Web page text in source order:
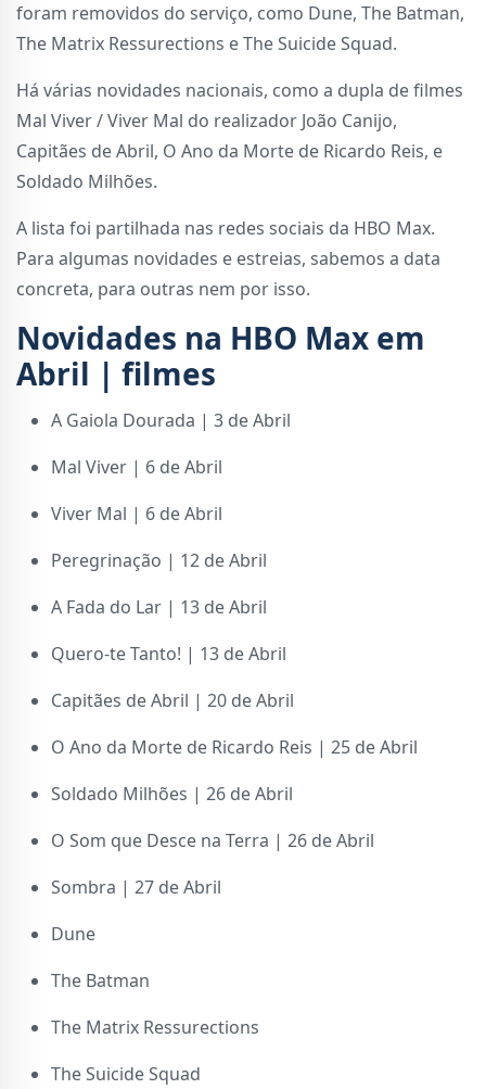
foram removidos do serviço, como Dune, The Batman,
The Matrix Ressurections e The Suicide Squad.
Há várias novidades nacionais, como a dupla de filmes
Mal Viver / Viver Mal do realizador João Canijo,
Capitães de Abril, O Ano da Morte de Ricardo Reis, e
Soldado Milhões.
A lista foi partilhada nas redes sociais da HBO Max.
Para algumas novidades e estreias, sabemos a data
concreta, para outras nem por isso.
Novidades na HBO Max em
Abril | filmes
A Gaiola Dourada | 3 de Abril
Mal Viver | 6 de Abril
Viver Mal | 6 de Abril
Peregrinação | 12 de Abril
A Fada do Lar | 13 de Abril
Quero-te Tanto! | 13 de Abril
Capitães de Abril | 20 de Abril
O Ano da Morte de Ricardo Reis | 25 de Abril
Soldado Milhões | 26 de Abril
O Som que Desce na Terra | 26 de Abril
Sombra | 27 de Abril
Dune
The Batman
The Matrix Ressurections
The Suicide Squad